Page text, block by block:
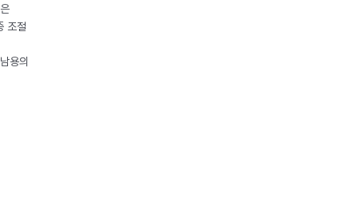
조절
용의